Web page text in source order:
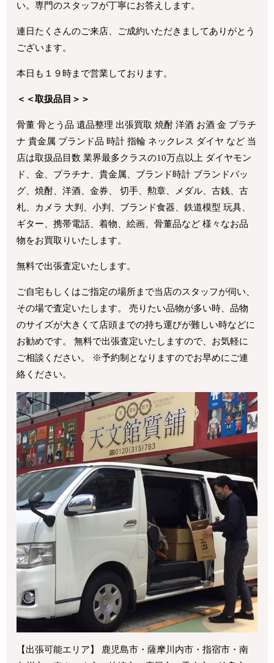
い。専門のスタッフが丁寧にお答えします。
連日たくさんのご来店、ご成約いただきましてありがとう
ございます。
本日も１９時まで営業しております。
＜＜取扱品目＞＞
骨董 骨とう品 遺品整理 出張買取 焼酎 洋酒 お酒 金 プラチ
ナ 貴金属 ブランド品 時計 指輪 ネックレス ダイヤ など 当
店は取扱品目数 業界最多クラスの10万点以上 ダイヤモン
ド、金、プラチナ、貴金属、ブランド時計 ブランドバッ
グ、焼酎、洋酒、金券、 切手、勲章、メダル、古銭、古
札、カメラ 大判、小判、ブランド食器、鉄道模型 玩具、
ギター、携帯電話、着物、絵画、骨董品など 様々なお品
物をお買取りいたします。
無料で出張査定いたします。
ご自宅もしくはご指定の場所まで当店のスタッフが伺い、
その場で査定いたします。 売りたい品物が多い時、品物
のサイズが大きくて店頭までの持ち運びが難しい時などに
お勧めです。 無料で出張査定いたしますので、お気軽に
ご相談ください。 ※予約制となりますのでお早めにご連
絡ください。
【出張可能エリア】 鹿児島市・薩摩川内市・指宿市・南